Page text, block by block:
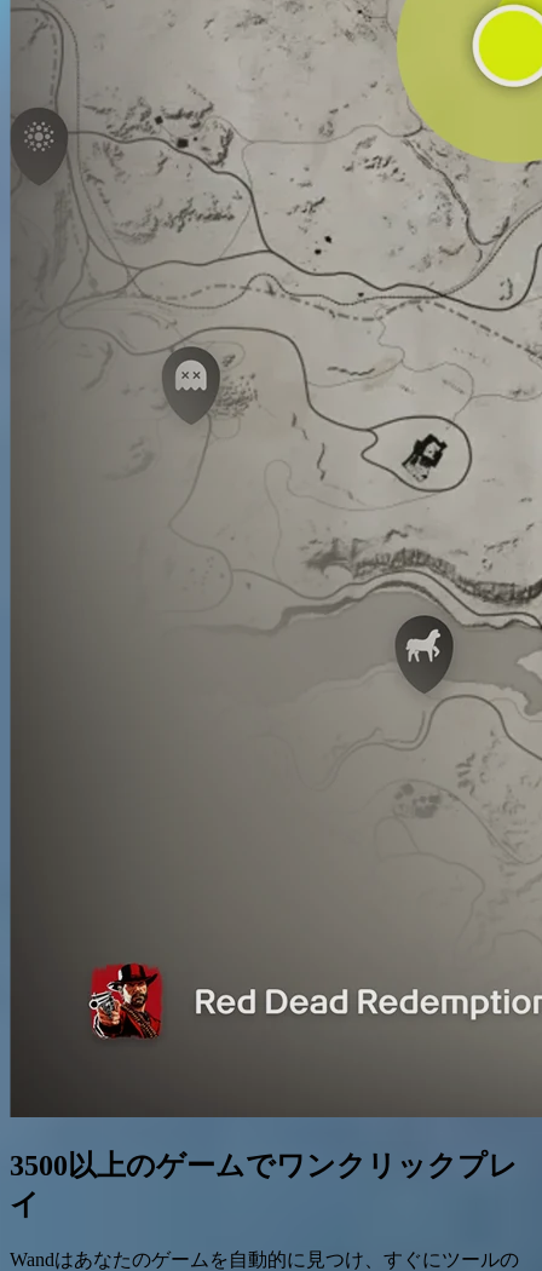
3500以上のゲームでワンクリックプレ
イ
Wandはあなたのゲームを自動的に見つけ、すぐにツールの